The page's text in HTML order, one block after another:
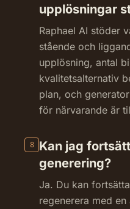
upplösningar
Raphael AI stöder
stående och
upplösning, antal
kvalitetsalternativ
plan, och
för närvarande är
8
Kan jag
generering?
Ja. Du kan
regenerera med